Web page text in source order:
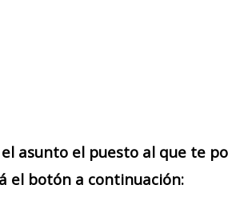
asunto el puesto al que te
el botón a continuación: